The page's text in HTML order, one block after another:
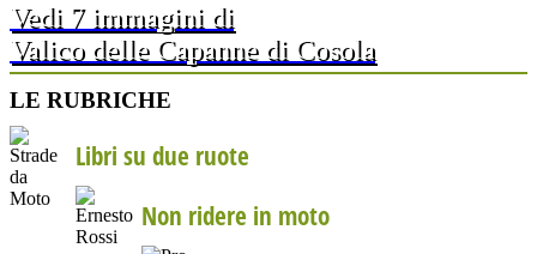
Vedi 7 immagini di
Valico delle Capanne di Cosola
LE RUBRICHE
Libri su due ruote
Non ridere in moto